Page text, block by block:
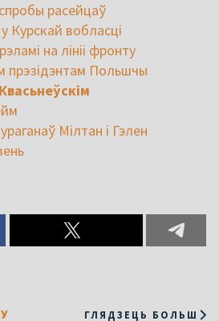
расейцаў
Курскай вобласці
на лініі фронту
прэзідэнтам Польшчы
Мілтан і Гэлен
ГЛЯДЗЕЦЬ БОЛЬШ